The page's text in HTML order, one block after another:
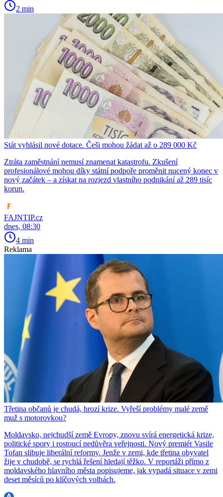
2 min
Stát vyhlásil nové dotace. Češi mohou žádat až o 289 000 Kč
Ztráta zaměstnání nemusí znamenat katastrofu. Zkušení
profesionálové mohou díky státní podpoře proměnit nucený konec v
nový začátek – a získat na rozjezd vlastního podnikání až 289 tisíc
korun.
FAJNTIP.cz
dnes, 08:30
4 min
Reklama
Třetina občanů je chudá, hrozí krize. Vyřeší problémy malé země
muž s motorovkou?
Moldavsko, nejchudší země Evropy, znovu svírá energetická krize,
politické spory i rostoucí nedůvěra veřejnosti. Nový premiér Vasile
Tofan slibuje liberální reformy. Jenže v zemi, kde třetina obyvatel
žije v chudobě, se rychlá řešení hledají těžko. V reportáži přímo z
moldavského hlavního města popisujeme, jak vypadá situace v zemi
deset měsíců po klíčových volbách.